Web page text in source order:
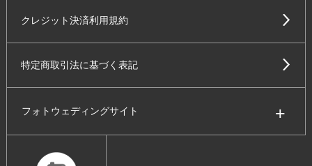
クレジット決済利用規約
特定商取引法に基づく表記
フォトウェディングサイト